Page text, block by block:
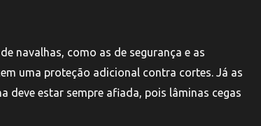
navalhas, como as de segurança e as
uma proteção adicional contra cortes. Já as
deve estar sempre afiada, pois lâminas cegas